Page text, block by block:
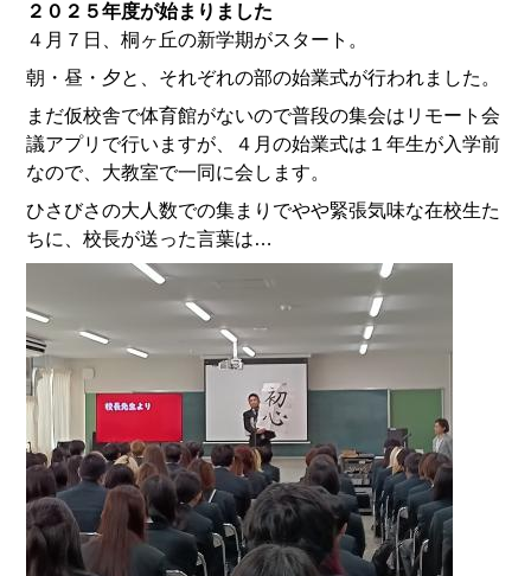
２０２５年度が始まりました
４月７日、桐ヶ丘の新学期がスタート。
朝・昼・夕と、それぞれの部の始業式が行われました。
まだ仮校舎で体育館がないので普段の集会はリモート会
議アプリで行いますが、４月の始業式は１年生が入学前
なので、大教室で一同に会します。
ひさびさの大人数での集まりでやや緊張気味な在校生た
ちに、校長が送った言葉は…